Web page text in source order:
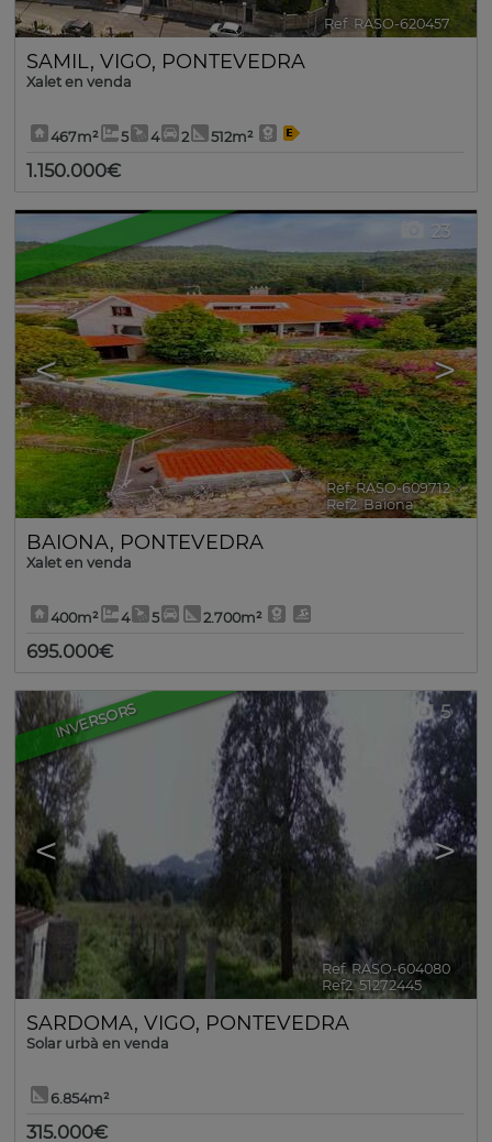
Ref. RASO-620457 🔗
SAMIL , VIGO, PONTEVEDRA
Xalet en venda
467m² 5 4 2 512m²
1.150.000€
< >
23
Ref. RASO-609712 🔗
Ref2. Baiona
BAIONA, PONTEVEDRA
Xalet en venda
400m² 4 5 2.700m²
695.000€
INVERSORS
< >
5
Ref. RASO-604080
Ref2. 51272445
SARDOMA, VIGO, PONTEVEDRA
Solar urbà en venda
6.854m²
315.000€